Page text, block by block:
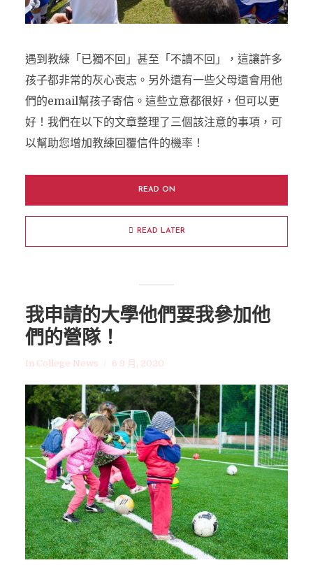
遇到教練「已獨不回」甚至「不讀不回」，這讓許多
孩子都非常的灰心喪志。另外還有一些父母還會用他
們的email幫孩子寄信。這些立意都很好，但可以更
好！我們在以下的文章整理了三個該注意的事項，可
以幫助您增加教練回覆信件的機率！
READ ON
READ LATER
我申請的大學他們要我參加他
們的營隊！
In College News 6 9 月, 2020